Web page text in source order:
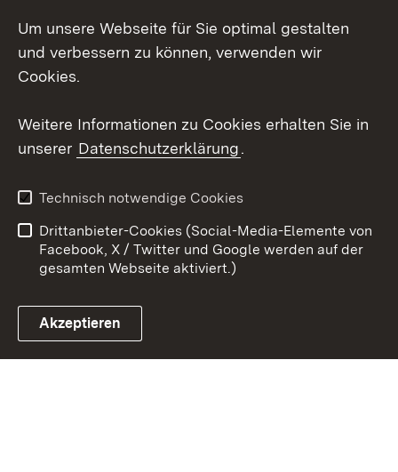
X / Twitter
Youtube
Link zum Landesportal
Kontakt
Datenschutz
Barrierefreiheit
Impressum Cookies
Um unsere Webseite für Sie optimal gestalten
und verbessern zu können, verwenden wir
Cookies.
Weitere Informationen zu Cookies erhalten Sie in
unserer Datenschutzerklärung.
Technisch notwendige Cookies
Drittanbieter-Cookies (Social-Media-Elemente von
Facebook, X / Twitter und Google werden auf der
gesamten Webseite aktiviert.)
Akzeptieren